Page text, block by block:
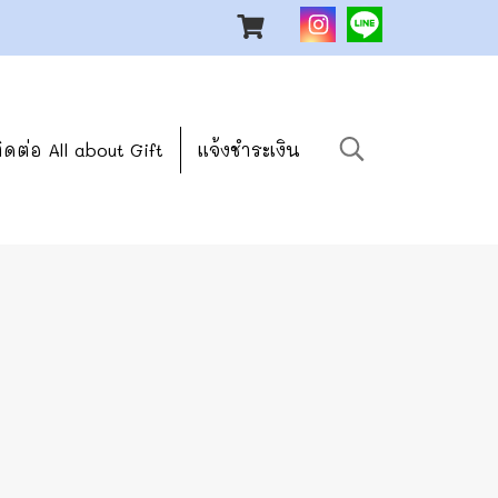
ต่อ All about Gift แจ้งชำระเงิน